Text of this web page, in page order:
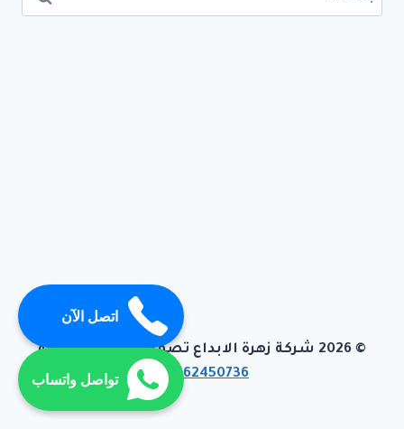
عن:
© 2026 شركة زهرة الابداع تصميم وبرمجة تيفاجو
01062450736
اتصل الآن
تواصل واتساب